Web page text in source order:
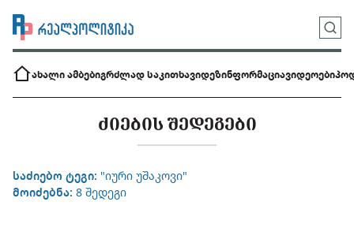
ახალი ამბებიგრძლად საკითხავიდეზინფორმაციავიდეოები
ᲫᲘᲔᲑᲘᲡ ᲨᲔᲓᲔᲒᲔᲑᲘ
საძიებო ტეგი: "იური უშაკოვი"
მოიძებნა: 8 შედეგი